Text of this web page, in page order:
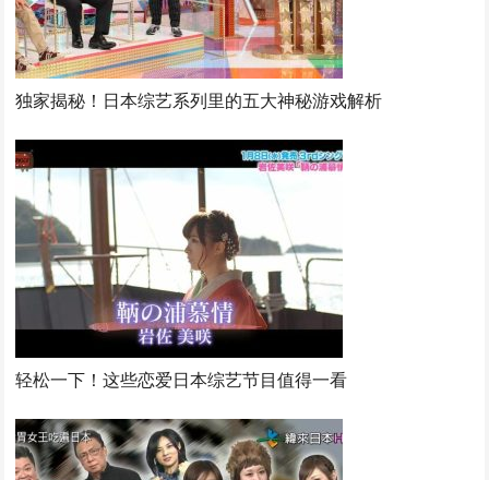
独家揭秘！日本综艺系列里的五大神秘游戏解析
轻松一下！这些恋爱日本综艺节目值得一看